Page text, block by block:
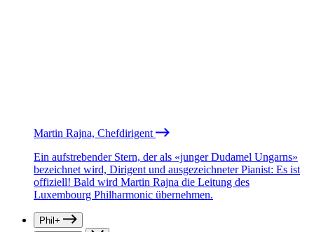
Martin Rajna, Chefdirigent
Ein aufstrebender Stern, der als «junger Dudamel Ungarns»
bezeichnet wird, Dirigent und ausgezeichneter Pianist: Es ist
offiziell! Bald wird Martin Rajna die Leitung des
Luxembourg Philharmonic übernehmen.
Phil+